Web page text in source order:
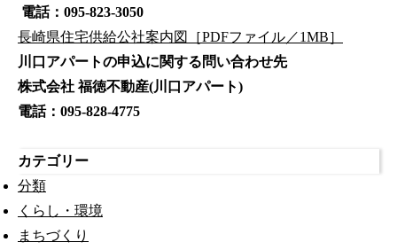
電話：095-823-3050
長崎県住宅供給公社案内図［PDFファイル／1MB］
川口アパートの申込に関する問い合わせ先
株式会社 福徳不動産(川口アパート)
電話：095-828-4775
カテゴリー
分類
くらし・環境
まちづくり